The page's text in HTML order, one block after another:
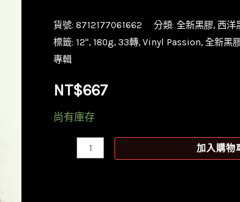
貨號:8712177061662 分類:全新黑膠,西洋
標籤: 12'', 180g,33轉,Vinyl Passion,全新黑
專輯
NT$667
尚有庫存
加入購物